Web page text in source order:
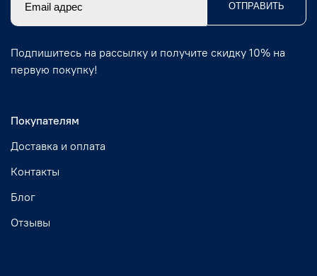
Покупателям
Доставка и оплата
Контакты
Блог
Отзывы
ОТПРАВИТЬ
Подпишитесь на рассылку и получите скидку 10% на
первую покупку!